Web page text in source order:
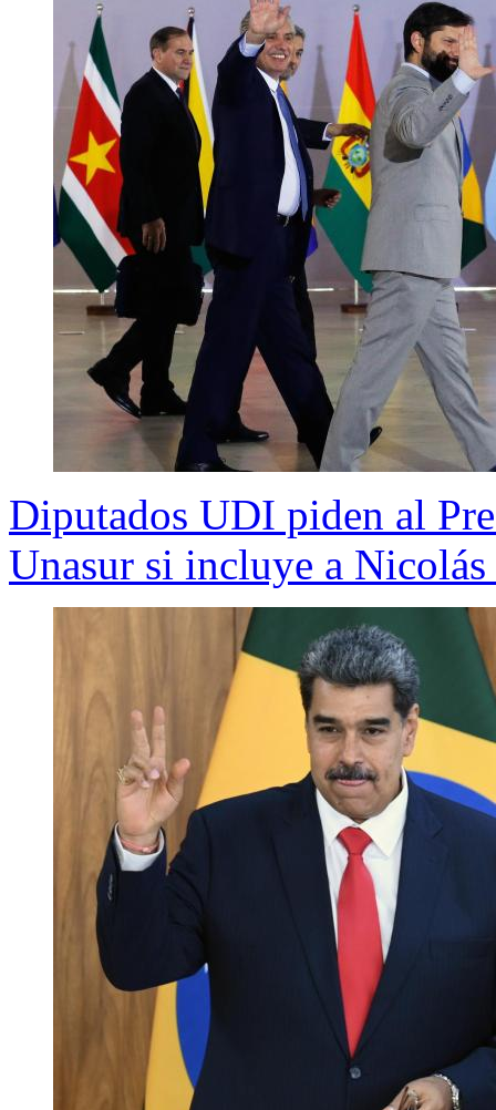
Diputados UDI piden al
Unasur si incluye a